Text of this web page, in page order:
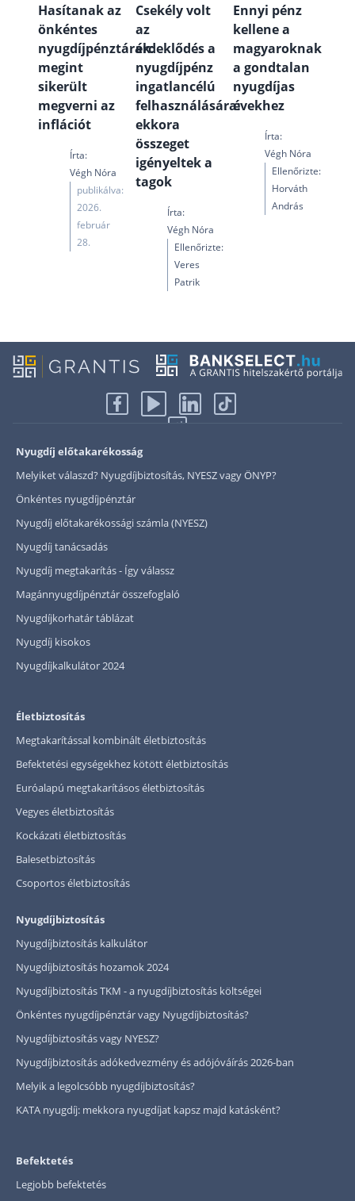
Hasítanak az
önkéntes
nyugdíjpénztárak:
megint
sikerült
megverni az
inflációt
Írta:
Végh Nóra
publikálva:
2026.
február
28.
Csekély volt
az
érdeklődés a
nyugdíjpénz
ingatlancélú
felhasználására:
ekkora
összeget
igényeltek a
tagok
Írta:
Végh Nóra
Ellenőrizte:
Veres
Patrik
Ennyi pénz
kellene a
magyaroknak
a gondtalan
nyugdíjas
évekhez
Írta:
Végh Nóra
Ellenőrizte:
Horváth
András
Nyugdíj előtakarékosság
Melyiket válaszd? Nyugdíjbiztosítás, NYESZ vagy ÖNYP?
Önkéntes nyugdíjpénztár
Nyugdíj előtakarékossági számla (NYESZ)
Nyugdíj tanácsadás
Nyugdíj megtakarítás - Így válassz
Magánnyugdíjpénztár összefoglaló
Nyugdíjkorhatár táblázat
Nyugdíj kisokos
Nyugdíjkalkulátor 2024
Életbiztosítás
Megtakarítással kombinált életbiztosítás
Befektetési egységekhez kötött életbiztosítás
Euróalapú megtakarításos életbiztosítás
Vegyes életbiztosítás
Kockázati életbiztosítás
Balesetbiztosítás
Csoportos életbiztosítás
Nyugdíjbiztosítás
Nyugdíjbiztosítás kalkulátor
Nyugdíjbiztosítás hozamok 2024
Nyugdíjbiztosítás TKM - a nyugdíjbiztosítás költségei
Önkéntes nyugdíjpénztár vagy Nyugdíjbiztosítás?
Nyugdíjbiztosítás vagy NYESZ?
Nyugdíjbiztosítás adókedvezmény és adójóváírás 2026-ban
Melyik a legolcsóbb nyugdíjbiztosítás?
KATA nyugdíj: mekkora nyugdíjat kapsz majd katásként?
Befektetés
Legjobb befektetés